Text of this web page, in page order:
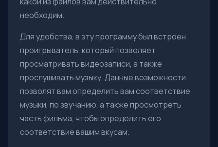
необходим.
Для удобства, в эту программу был встроен
проигрыватель, который позволяет
просматривать видеозаписи, а также
прослушивать музыку. Данные возможности
позволят вам определить вам соответствие
музыки, по звучанию, а также просмотреть
часть фильма, чтобы определить его
соответствие вашим вкусам.